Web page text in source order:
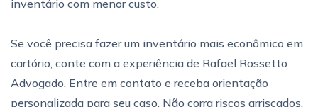
inventário com menor custo.
Se você precisa fazer um inventário mais econômico em
cartório, conte com a experiência de Rafael Rossetto
Advogado. Entre em contato e receba orientação
personalizada para seu caso. Não corra riscos arriscados.